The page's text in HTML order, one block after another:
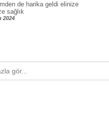
de harika geldi elinize
sağlık
2024
gör...